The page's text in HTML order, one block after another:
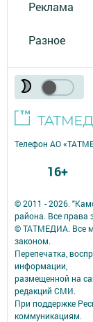
Реклама
Разное
© 2011 - 2026.
района. Все
© ТАТМЕДИА. Все
законом.
Перепечатка,
информации,
размещенной на
редакций СМИ.
При поддержке
коммуникациям.
Телефон АО
16+